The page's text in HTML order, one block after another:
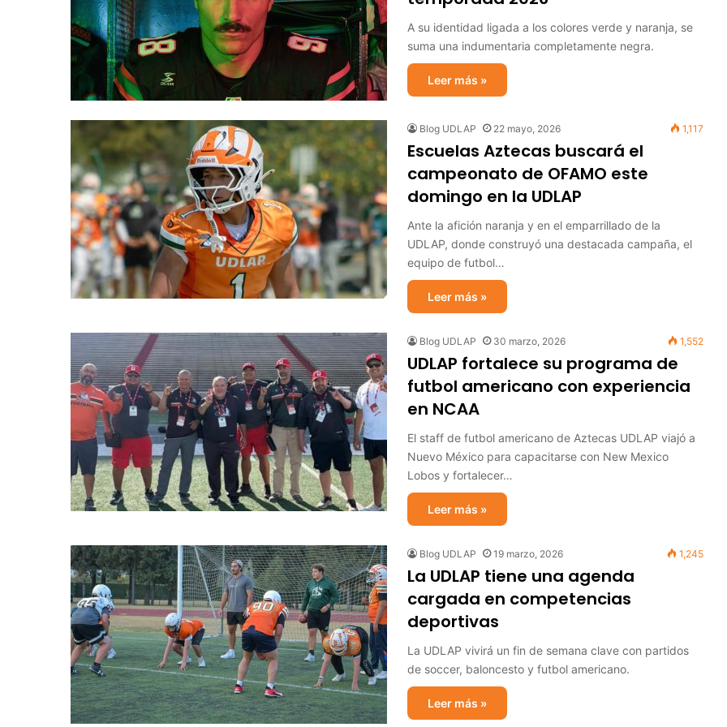
A su identidad ligada a los colores verde y naranja, se
suma una indumentaria completamente negra.
Leer más »
Blog UDLAP 22 mayo, 2026 1,117
Escuelas Aztecas buscará el
campeonato de OFAMO este
domingo en la UDLAP
Ante la afición naranja y en el emparrillado de la
UDLAP, donde construyó una destacada campaña, el
equipo de futbol…
Leer más »
Blog UDLAP 30 marzo, 2026 1,552
UDLAP fortalece su programa de
futbol americano con experiencia
en NCAA
El staff de futbol americano de Aztecas UDLAP viajó a
Nuevo México para capacitarse con New Mexico
Lobos y fortalecer…
Leer más »
Blog UDLAP 19 marzo, 2026 1,245
La UDLAP tiene una agenda
cargada en competencias
deportivas
La UDLAP vivirá un fin de semana clave con partidos
de soccer, baloncesto y futbol americano.
Leer más »